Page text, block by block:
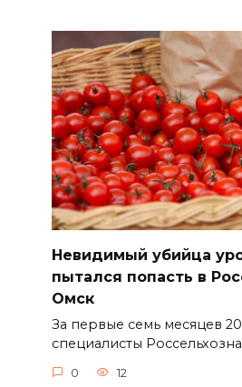
Невидимый убийца
пытался попасть в
Омск
За первые семь месяцев
специалисты
0 12